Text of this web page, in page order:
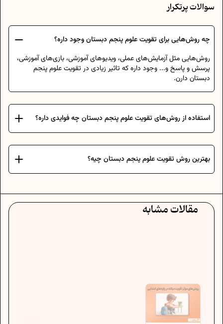
سوالات پرتکرار
چه روش‌هایی برای تقویت علوم پنجم دبستان وجود داره؟
روش‌هایی مثل آزمایش‌های عملی، ویدیو‌های آموزشی، بازی‌های آموزشی،
پرسش و پاسخ و... وجود داره که تاثیر زیادی در تقویت علوم پنجم
دبستان دارن.
استفاده از روش‌های تقویت علوم پنجم دبستان چه فوایدی داره؟
بهترین روش تقویت علوم پنجم دبستان چیه؟
مقالات مشابه